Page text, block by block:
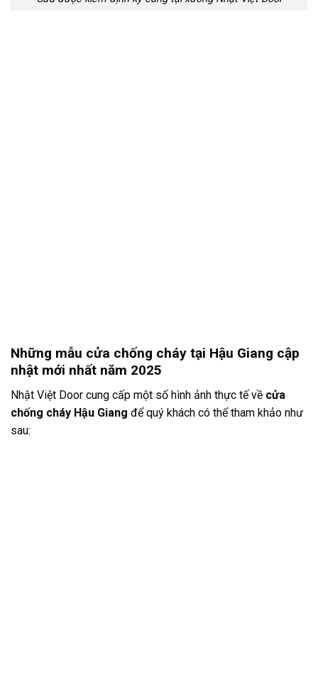
Những mẫu cửa chống cháy tại Hậu Giang cập
nhật mới nhất năm 2025
Nhật Việt Door cung cấp một số hình ảnh thực tế về cửa
chống cháy Hậu Giang để quý khách có thể tham khảo như
sau: